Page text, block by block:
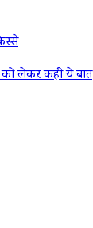
को लेकर कही ये बात